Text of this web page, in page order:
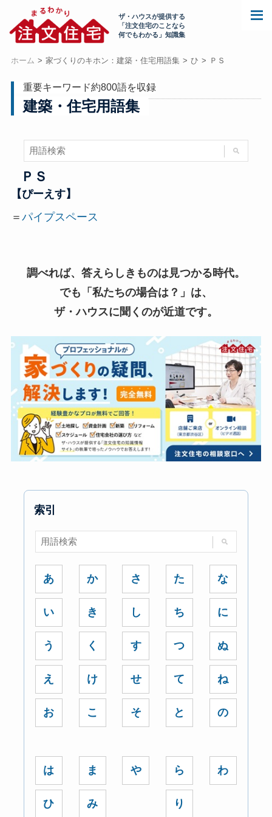
ザ・ハウスが提供する
「注文住宅のことなら
何でもわかる」知識集
ホーム 家づくりのキホン：建築・住宅用語集 ひ ＰＳ
重要キーワード約800語を収録
建築・住宅用語集
ＰＳ
【ぴーえす】
＝ パイプスペース
調べれば、答えらしきものは見つかる時代。
でも「私たちの場合は？」は、
ザ・ハウスに聞くのが近道です。
索引
あ
い
う
え
お
か
き
く
け
こ
さ
し
す
せ
そ
た
ち
つ
て
と
な
に
ぬ
ね
の
は
ひ
ま
み
や ら
り
わ